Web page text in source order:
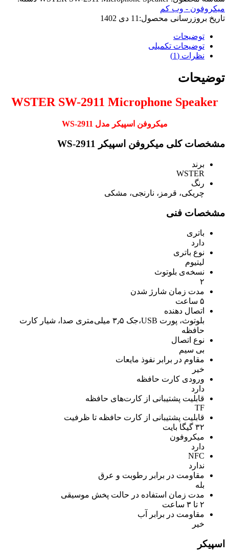
میکروفون - وب کم
تاریخ بروزرسانی محصول: 11 دی 1402
توضیحات
توضیحات تکمیلی
نظرات (1)
توضیحات
WSTER SW-2911 Microphone Speaker
میکروفن اسپیکر مدل WS-2911
مشخصات کلی میکروفن اسپیکر WS-2911
برند
WSTER
رنگ
چریکی، قرمز، نارنجی، مشکی
مشخصات فنی
باتری
دارد
نوع باتری
لیتیوم
نسخه‌ی بلوتوث
۲
مدت زمان شارژ شدن
۵ ساعت
اتصال دهنده
بلوتوث، پورت USB،جک ۳٫۵ میلی‌متری صدا، شیار کارت
حافظه
نوع اتصال
بی سیم
مقاوم در برابر نفوذ مایعات
خیر
ورودی کارت حافظه
دارد
قابلیت پشتیبانی از کارت‌های حافظه
TF
قابلیت پشتیبانی از کارت حافظه تا ظرفیت
۳۲ گیگا بایت
میکروفون
دارد
NFC
ندارد
مقاومت در برابر رطوبت و عرق
بله
مدت زمان استفاده در حالت پخش موسیقی
۲ تا ۳ ساعت
مقاومت در برابر آب
خیر
اسپیکر